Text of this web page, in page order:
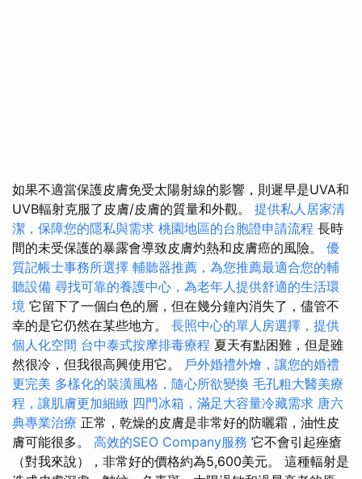
如果不適當保護皮膚免受太陽射線的影響，則遲早是UVA和
UVB輻射克服了皮膚/皮膚的質量和外觀。 提供私人居家清
潔，保障您的隱私與需求 桃園地區的台胞證申請流程 長時
間的未受保護的暴露會導致皮膚灼熱和皮膚癌的風險。 優
質記帳士事務所選擇 輔聽器推薦，為您推薦最適合您的輔
聽設備 尋找可靠的養護中心，為老年人提供舒適的生活環
境 它留下了一個白色的層，但在幾分鐘內消失了，儘管不
幸的是它仍然在某些地方。 長照中心的單人房選擇，提供
個人化空間 台中泰式按摩排毒療程 夏天有點困難，但是雖
然很冷，但我很高興使用它。 戶外婚禮外燴，讓您的婚禮
更完美 多樣化的裝潢風格，隨心所欲變換 毛孔粗大醫美療
程，讓肌膚更加細緻 四門冰箱，滿足大容量冷藏需求 唐六
典專業治療 正常，乾燥的皮膚是非常好的防曬霜，油性皮
膚可能很多。 高效的SEO Company服務 它不會引起痤瘡
（對我來說），非常好的價格約為5,600美元。 這種輻射是